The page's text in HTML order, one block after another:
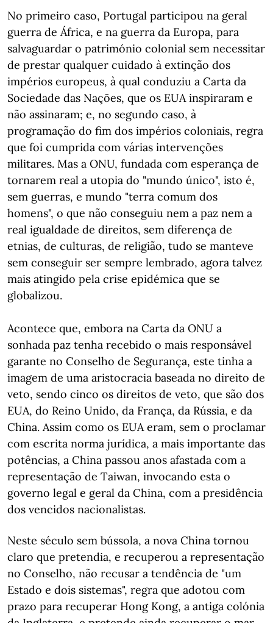
No primeiro caso, Portugal participou na geral
guerra de África, e na guerra da Europa, para
salvaguardar o património colonial sem necessitar
de prestar qualquer cuidado à extinção dos
impérios europeus, à qual conduziu a Carta da
Sociedade das Nações, que os EUA inspiraram e
não assinaram; e, no segundo caso, à
programação do fim dos impérios coloniais, regra
que foi cumprida com várias intervenções
militares. Mas a ONU, fundada com esperança de
tornarem real a utopia do "mundo único", isto é,
sem guerras, e mundo "terra comum dos
homens", o que não conseguiu nem a paz nem a
real igualdade de direitos, sem diferença de
etnias, de culturas, de religião, tudo se manteve
sem conseguir ser sempre lembrado, agora talvez
mais atingido pela crise epidémica que se
globalizou.
Acontece que, embora na Carta da ONU a
sonhada paz tenha recebido o mais responsável
garante no Conselho de Segurança, este tinha a
imagem de uma aristocracia baseada no direito de
veto, sendo cinco os direitos de veto, que são dos
EUA, do Reino Unido, da França, da Rússia, e da
China. Assim como os EUA eram, sem o proclamar
com escrita norma jurídica, a mais importante das
potências, a China passou anos afastada com a
representação de Taiwan, invocando esta o
governo legal e geral da China, com a presidência
dos vencidos nacionalistas.
Neste século sem bússola, a nova China tornou
claro que pretendia, e recuperou a representação
no Conselho, não recusar a tendência de "um
Estado e dois sistemas", regra que adotou com
prazo para recuperar Hong Kong, a antiga colónia